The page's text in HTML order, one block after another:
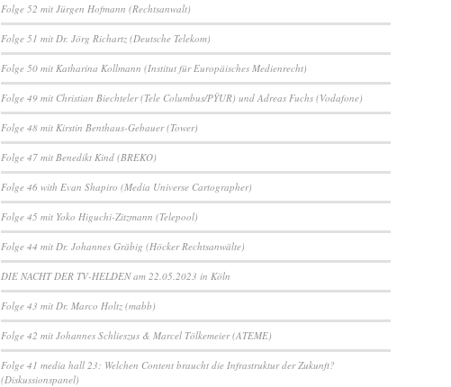
Folge 52 mit Jürgen Hofmann (Rechtsanwalt)
Folge 51 mit Dr. Jörg Richartz (Deutsche Telekom)
Folge 50 mit Katharina Kollmann (Institut für Europäisches Medienrecht)
Folge 49 mit Christian Biechteler (Tele Columbus/PŸUR) und Adreas Fuchs (Vodafone)
Folge 48 mit Kirstin Benthaus-Gebauer (Tower)
Folge 47 mit Benedikt Kind (BREKO)
Folge 46 with Evan Shapiro (Media Universe Cartographer)
Folge 45 mit Yoko Higuchi-Zitzmann (Telepool)
Folge 44 mit Dr. Johannes Gräbig (Höcker Rechtsanwälte)
DIE NACHT DER TV-HELDEN am 22.05.2023 in Köln
Folge 43 mit Dr. Marco Holtz (mabb)
Folge 42 mit Johannes Schlieszus & Marcel Tölkemeier (ATEME)
Folge 41 media hall 23: Welchen Content braucht die Infrastruktur der Zukunft?
(Diskussionspanel)